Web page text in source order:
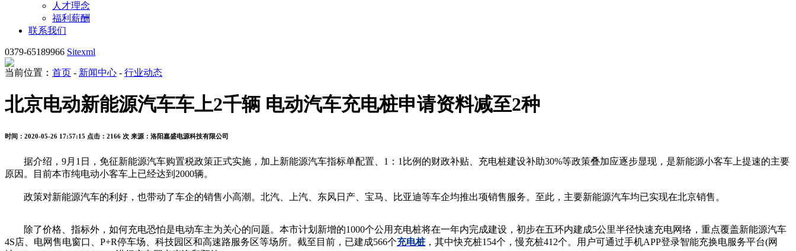
人才理念
福利薪酬
联系我们
0379-65189966 Sitexml
当前位置： 首页 - 新闻中心 - 行业动态
北京电动新能源汽车车上2千辆 电动汽车充电桩申请资料减至2种
时间：2020-05-26 17:57:15 点击：2166 次 来源：洛阳嘉盛电源科技有限公司
据介绍，9月1日，免征新能源汽车购置税政策正式实施，加上新能源汽车指标单配置、1：1比例的财政补贴、充电桩建设补助30%等政策叠加应逐步显现，是新能源小客车上提速的主要
原因。目前本市纯电动小客车上已经达到2000辆。
政策对新能源汽车的利好，也带动了车企的销售小高潮。北汽、上汽、东风日产、宝马、比亚迪等车企均推出项销售服务。至此，主要新能源汽车均已实现在北京销售。
除了价格、指标外，如何充电恐怕是电动车主为关心的问题。本市计划新增的1000个公用充电桩将在一年内完成建设，初步在五环内建成5公里半径快速充电网络，重点覆盖新能源汽车
4S店、电网售电窗口、P+R停车场、科技园区和高速路服务区等场所。截至目前，已建成566个充电桩，其中快充桩154个，慢充桩412个。用户可通过手机APP登录智能充换电服务平台(网